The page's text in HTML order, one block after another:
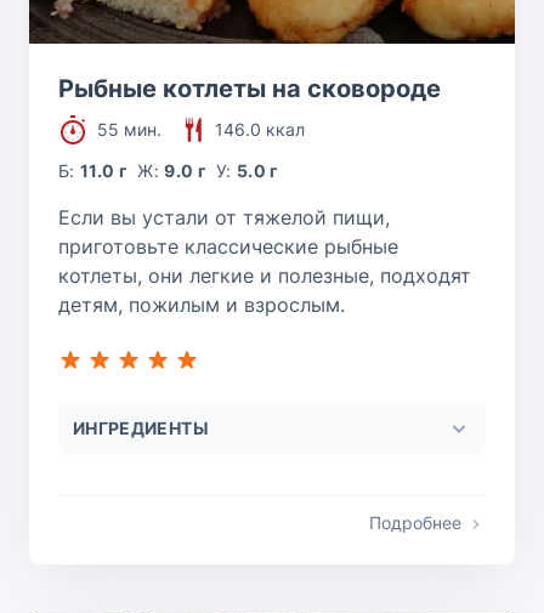
Рыбные котлеты на сковороде
55 мин.
146.0 ккал
Б:11.0 г Ж:9.0 г У: 5.0 г
Если вы устали от тяжелой пищи,
приготовьте классические рыбные
котлеты, они легкие и полезные, подходят
детям, пожилым и взрослым.
ИНГРЕДИЕНТЫ
Подробнее